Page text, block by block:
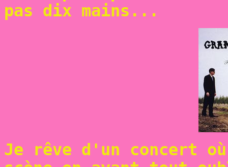
pas dix mains...
Je rêve d'un concert